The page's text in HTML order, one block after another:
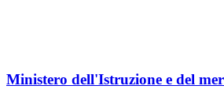
Ministero dell'Istruzione e del